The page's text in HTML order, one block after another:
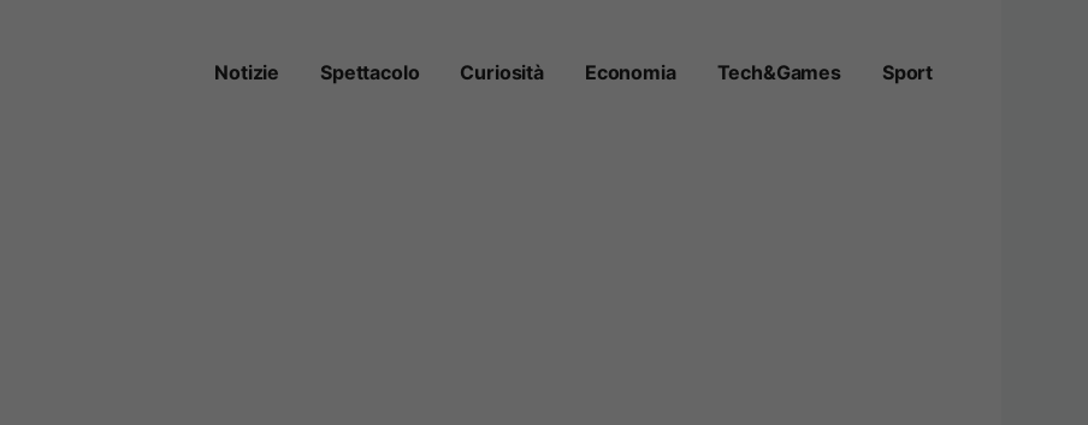
Notizie Spettacolo Curiosità Economia Tech&Games Sport